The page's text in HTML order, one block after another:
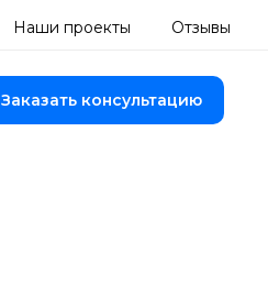
Отзывы
Наши проекты
Заказать консультацию